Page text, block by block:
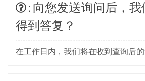
: 向您发送询问后，
得到答复？
在工作日内，我们将在收到查询后的